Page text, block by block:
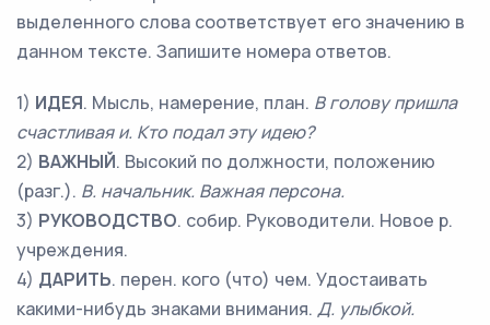
выделенного слова соответствует его значению в
данном тексте. Запишите номера ответов.
1) ИДЕЯ. Мысль, намерение, план. В голову пришла
счастливая и. Кто подал эту идею?
2) ВАЖНЫЙ. Высокий по должности, положению
(разг.). В. начальник. Важная персона.
3) РУКОВОДСТВО. собир. Руководители. Новое р.
учреждения.
4) ДАРИТЬ. перен. кого (что) чем. Удостаивать
какими-нибудь знаками внимания. Д. улыбкой.